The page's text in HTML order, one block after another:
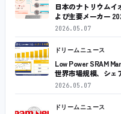
日本のナトリウムイ
よび主要メーカー
2026.05.07
ドリームニュース
Low Power SRAM
世界市場規模、シェ
2026.05.07
ドリームニュース